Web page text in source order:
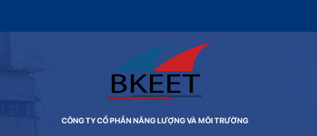
CÔNG TY CỔ PHẦN NĂNG LƯỢNG VÀ MÔI TRƯỜNG